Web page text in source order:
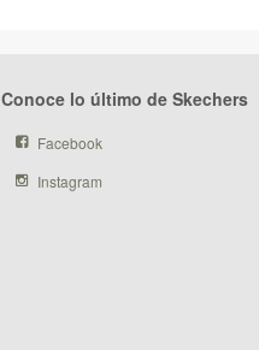
Conoce lo último de Skechers
Facebook
Instagram